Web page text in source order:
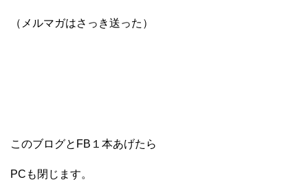
（メルマガはさっき送った）
このブログとFB１本あげたら
PCも閉じます。